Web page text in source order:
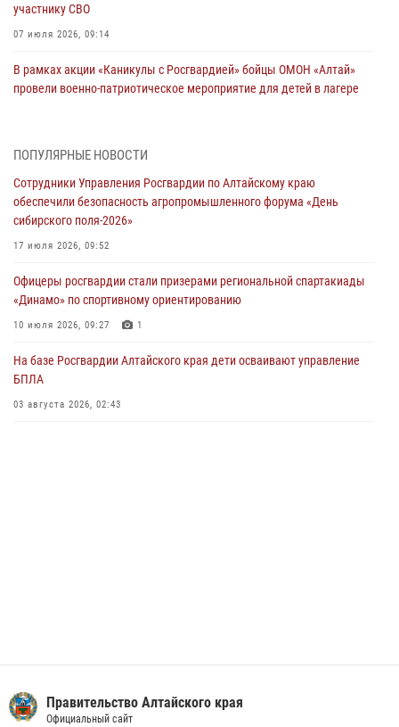
участнику СВО
07 июля 2026, 09:14
В рамках акции «Каникулы с Росгвардией» бойцы ОМОН «Алтай»
провели военно-патриотическое мероприятие для детей в лагере
акции «Коробка храбрости»
Сотрудники Росгвардии провели встречу с юными пограничниками
03 июля 2026, 04:03
Управление Росгвардии по Алтайскому краю провело для детей
02 июля 2026, 00:55
В краевом управлении вневедомственной охраны Росгвардии по
ПОПУЛЯРНЫЕ НОВОСТИ
Сотрудники Управления Росгвардии по Алтайскому краю
обеспечили безопасность агропромышленного форума «День
сибирского поля-2026»
17 июля 2026, 09:52
Офицеры росгвардии стали призерами региональной спартакиады
«Динамо» по спортивному ориентированию
10 июля 2026, 09:27 1
На базе Росгвардии Алтайского края дети осваивают управление
БПЛА
03 августа 2026, 02:43
Правительство Алтайского края
Официальный сайт